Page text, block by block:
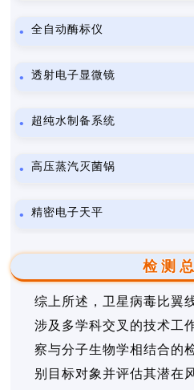
全自动酶标仪
透射电子显微镜
超纯水制备系统
高压蒸汽灭菌锅
精密电子天平
检测
综上所述，卫星病毒比翼
涉及多学科交叉的技术工
察与分子生物学相结合的
别目标对象并评估其潜在